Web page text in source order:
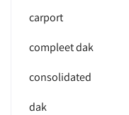
carport
compleet dak
consolidated
dak